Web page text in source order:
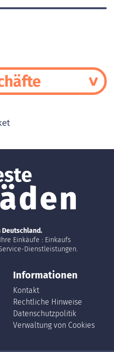
Einkäufe : Einkaufs
Dienstleistungen.
Informationen
Kontakt
Rechtliche Hinweise
Datenschutzpolitik
Verwaltung von Cookies